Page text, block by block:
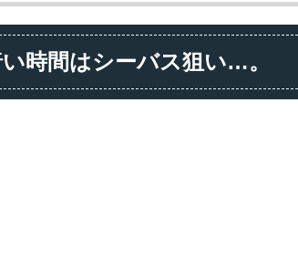
い時間はシーバス狙い…。